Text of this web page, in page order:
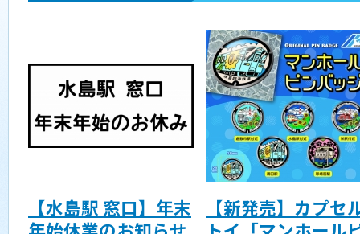
【水島駅 窓口】年末
【新発売】カプセ